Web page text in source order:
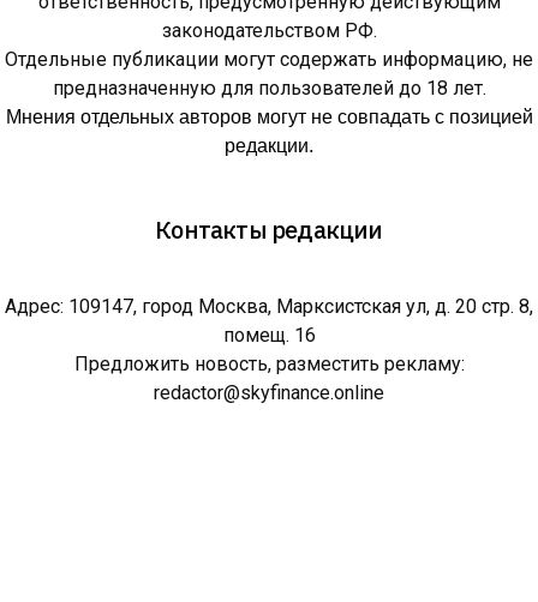
законодательством РФ.
Отдельные публикации могут содержать информацию, не
предназначенную для пользователей до 18 лет.
Мнения отдельных авторов могут не совпадать с позицией
редакции.
Контакты редакции
Адрес: 109147, город Москва, Марксистская ул, д. 20 стр. 8,
помещ. 16
Предложить новость, разместить рекламу:
redactor@skyfinance.online